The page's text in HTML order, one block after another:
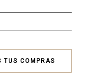
TUS COMPRAS